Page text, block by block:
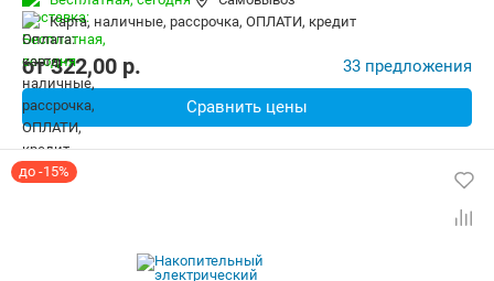
карта, наличные, рассрочка, ОПЛАТИ, кредит
от322,00 p. 33 предложения
Сравнить цены
до -15%